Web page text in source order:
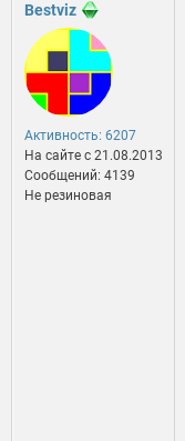
Bestviz
Активность: 6207
На сайте c 21.08.2013
Сообщений: 4139
Не резиновая